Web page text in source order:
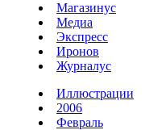
Магазинус
Медиа
Экспресс
Иронов
Журналус
Иллюстрации
2006
Февраль